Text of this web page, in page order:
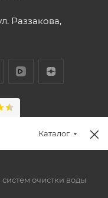
Раззакова,
очистки воды
Каталог